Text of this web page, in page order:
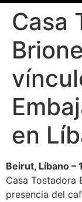
Casa
en
Beirut, Líbano –
Casa Tostadora
presencia del